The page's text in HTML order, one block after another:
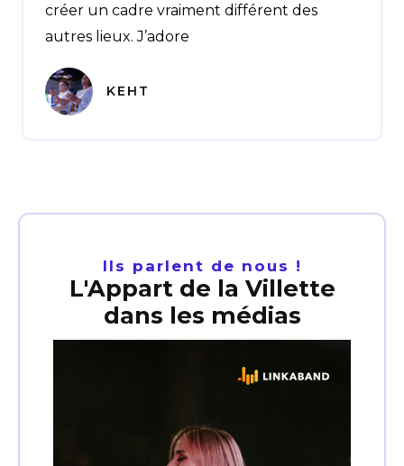
créer un cadre vraiment différent des
autres lieux. J’adore
KEHT
Ils parlent de nous !
L'Appart de la Villette
dans les médias